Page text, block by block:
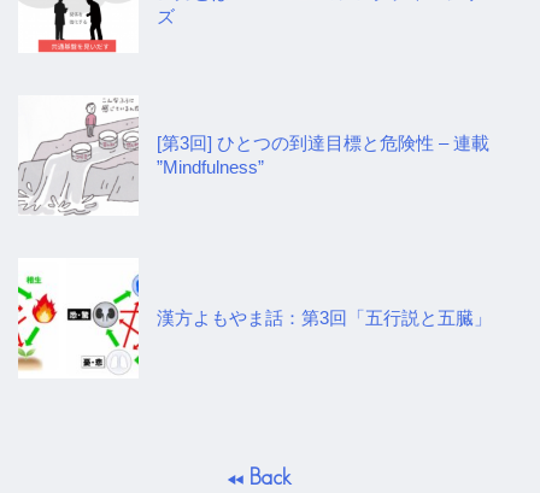
ズ
[第3回] ひとつの到達目標と危険性 – 連載
”Mindfulness”
漢方よもやま話：第3回「五行説と五臓」
T Back